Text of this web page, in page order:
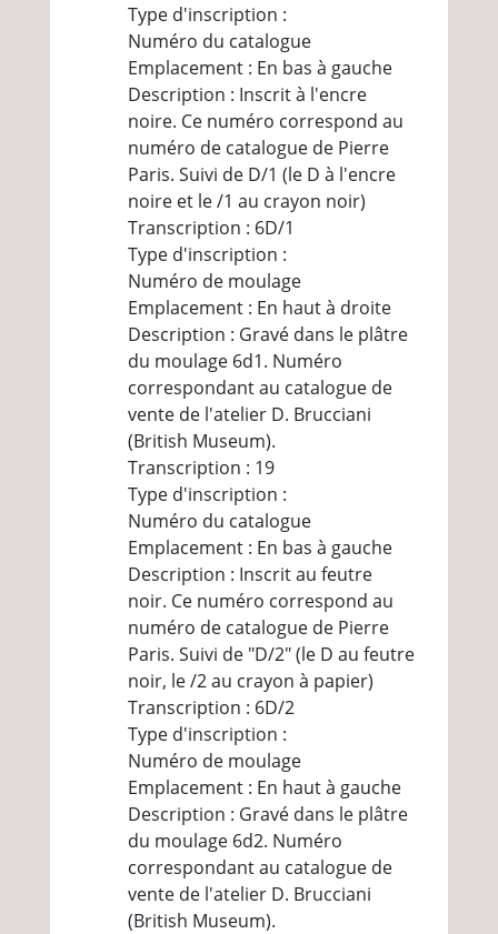
Type d'inscription :
Numéro du catalogue
Emplacement : En bas à gauche
Description : Inscrit à l'encre
noire. Ce numéro correspond au
numéro de catalogue de Pierre
Paris. Suivi de D/1 (le D à l'encre
noire et le /1 au crayon noir)
Transcription : 6D/1
Type d'inscription :
Numéro de moulage
Emplacement : En haut à droite
Description : Gravé dans le plâtre
du moulage 6d1. Numéro
correspondant au catalogue de
vente de l'atelier D. Brucciani
(British Museum).
Transcription : 19
Type d'inscription :
Numéro du catalogue
Emplacement : En bas à gauche
Description : Inscrit au feutre
noir. Ce numéro correspond au
numéro de catalogue de Pierre
Paris. Suivi de "D/2" (le D au feutre
noir, le /2 au crayon à papier)
Transcription : 6D/2
Type d'inscription :
Numéro de moulage
Emplacement : En haut à gauche
Description : Gravé dans le plâtre
du moulage 6d2. Numéro
correspondant au catalogue de
vente de l'atelier D. Brucciani
(British Museum).